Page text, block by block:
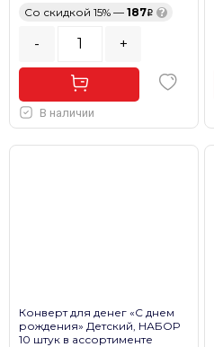
Со скидкой 15% — 187 ?
- +
В наличии
Конверт для денег «С днем
рождения» Детский, НАБОР
10 штук в ассортименте